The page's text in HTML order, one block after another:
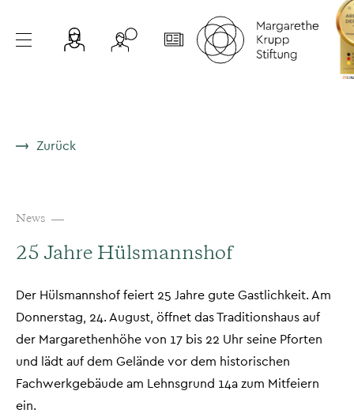
Zurück
News
25 Jahre Hülsmannshof
Der Hülsmannshof feiert 25 Jahre gute Gastlichkeit. Am
Donnerstag, 24. August, öffnet das Traditionshaus auf
der Margarethenhöhe von 17 bis 22 Uhr seine Pforten
und lädt auf dem Gelände vor dem historischen
Fachwerkgebäude am Lehnsgrund 14a zum Mitfeiern
ein.